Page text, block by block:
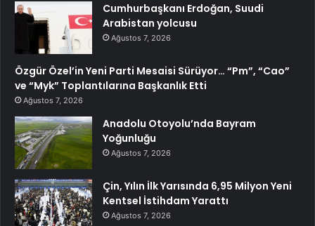
Cumhurbaşkanı Erdoğan, Suudi
Arabistan yolcusu
Ağustos 7, 2026
Özgür Özel’in Yeni Parti Mesaisi Sürüyor… “Pm”, “Cao”
ve “Myk” Toplantılarına Başkanlık Etti
Ağustos 7, 2026
Anadolu Otoyolu’nda Bayram
Yoğunluğu
Ağustos 7, 2026
Çin, Yılın İlk Yarısında 6,95 Milyon Yeni
Kentsel İstihdam Yarattı
Ağustos 7, 2026